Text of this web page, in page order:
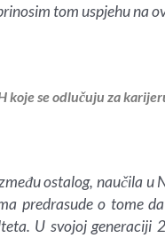
tom uspjehu na
koje se odlučuju za
ostalog, naučila u
predrasude o tome
U svojoj generaciji